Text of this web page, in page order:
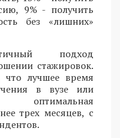
9% - получить
без «лишних»
подход
стажировок.
что лучшее время
в вузе или
трех месяцев, с